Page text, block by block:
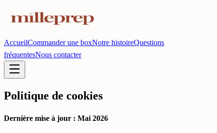
AccueilCommander une boxNotre histoireQuestions
fréquentesNous contacter
Politique de cookies
Dernière mise à jour : Mai 2026